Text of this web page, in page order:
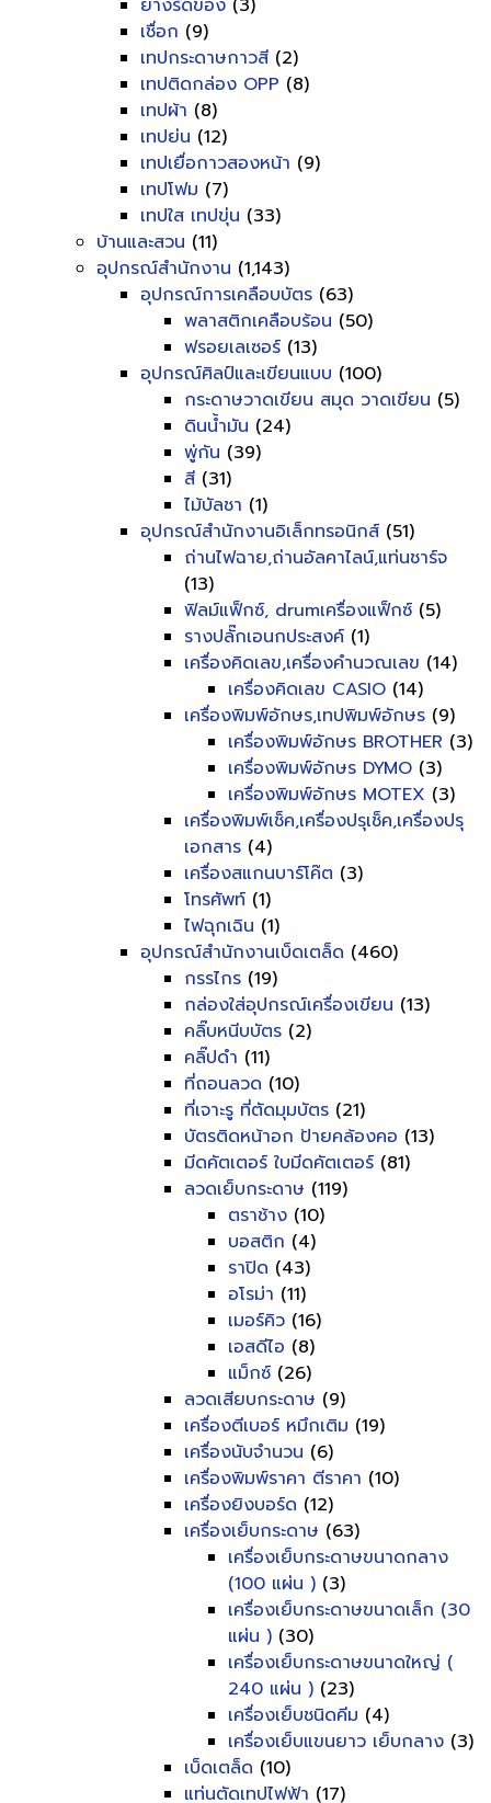
ยางรัดของ (3)
เชื่อก (9)
เทปกระดาษกาวสี (2)
เทปติดกล่อง OPP (8)
เทปผ้า (8)
เทปย่น (12)
เทปเยื่อกาวสองหน้า (9)
เทปโฟม (7)
เทปใส เทปขุ่น (33)
บ้านและสวน (11)
อุปกรณ์สำนักงาน (1,143)
อุปกรณ์การเคลือบบัตร (63)
พลาสติกเคลือบร้อน (50)
ฟรอยเลเซอร์ (13)
อุปกรณ์ศิลป์และเขียนแบบ (100)
กระดาษวาดเขียน สมุด วาดเขียน (5)
ดินน้ำมัน (24)
พู่กัน (39)
สี (31)
ไม้บัลชา (1)
อุปกรณ์สำนักงานอิเล็กทรอนิกส์ (51)
ถ่านไฟฉาย,ถ่านอัลคาไลน์,แท่นชาร์จ
(13)
ฟิลม์แฟ็กซ์, drumเครื่องแฟ็กซ์ (5)
รางปลั๊กเอนกประสงค์ (1)
เครื่องคิดเลข,เครื่องคำนวณเลข (14)
เครื่องคิดเลข CASIO (14)
เครื่องพิมพ์อักษร,เทปพิมพ์อักษร (9)
เครื่องพิมพ์อักษร BROTHER (3)
เครื่องพิมพ์อักษร DYMO (3)
เครื่องพิมพ์อักษร MOTEX (3)
เครื่องพิมพ์เช็ค,เครื่องปรุเช็ค,เครื่องปรุ
เอกสาร (4)
เครื่องสแกนบาร์โค๊ต (3)
โทรศัพท์ (1)
ไฟฉุกเฉิน (1)
อุปกรณ์สำนักงานเบ็ดเตล็ด (460)
กรรไกร (19)
กล่องใส่อุปกรณ์เครื่องเขียน (13)
คลิ๊บหนีบบัตร (2)
คลิ๊ปดำ (11)
ที่ถอนลวด (10)
ที่เจาะรู ที่ตัดมุมบัตร (21)
บัตรติดหน้าอก ป้ายคล้องคอ (13)
มีดคัตเตอร์ ใบมีดคัตเตอร์ (81)
ลวดเย็บกระดาษ (119)
ตราช้าง (10)
บอสติก (4)
ราปิด (43)
อโรม่า (11)
เมอร์คิว (16)
เอสดีไอ (8)
แม็กซ์ (26)
ลวดเสียบกระดาษ (9)
เครื่องตีเบอร์ หมึกเติม (19)
เครื่องนับจำนวน (6)
เครื่องพิมพ์ราคา ตีราคา (10)
เครื่องยิงบอร์ด (12)
เครื่องเย็บกระดาษ (63)
เครื่องเย็บกระดาษขนาดกลาง
(100 แผ่น ) (3)
เครื่องเย็บกระดาษขนาดเล็ก (30
แผ่น ) (30)
เครื่องเย็บกระดาษขนาดใหญ่ (
240 แผ่น ) (23)
เครื่องเย็บชนิดคีม (4)
เครื่องเย็บแขนยาว เย็บกลาง (3)
เบ็ดเตล็ด (10)
แท่นตัดเทปไฟฟ้า (17)